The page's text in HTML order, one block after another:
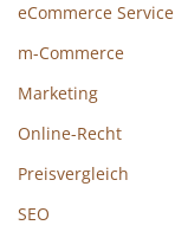
eCommerce Service
m-Commerce
Marketing
Online-Recht
Preisvergleich
SEO